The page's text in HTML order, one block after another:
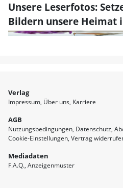
Unsere Leserfotos:
Bildern unsere Heimat
Verlag
Impressum Über uns Karriere
AGB
Nutzungsbedingungen Datenschutz
Cookie-Einstellungen Vertrag
Mediadaten
F.A.Q. Anzeigenmuster